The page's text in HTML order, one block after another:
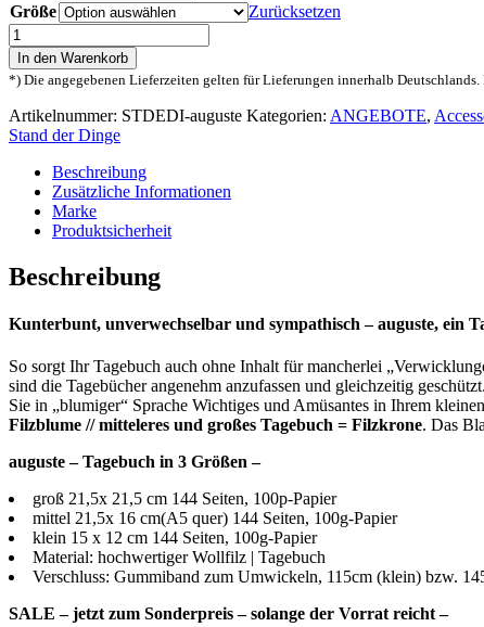
Größe
Zurücksetzen
stand
der
dinge
auguste
Tagebücher
Menge
In den Warenkorb
*) Die angegebenen Lieferzeiten gelten für Lieferungen innerhalb
Artikelnummer: STDEDI-auguste Kategorien: ANGEBOTE,
Stand der Dinge
Beschreibung
Zusätzliche Informationen
Marke
Produktsicherheit
Beschreibung
Kunterbunt, unverwechselbar und sympathisch – auguste, ein
So sorgt Ihr Tagebuch auch ohne Inhalt für mancherlei
sind die Tagebücher angenehm anzufassen und gleichzeitig
Sie in „blumiger“ Sprache Wichtiges und Amüsantes in Ihrem
Filzblume // mitteleres und großes Tagebuch = Filzkrone. Das
auguste – Tagebuch in 3 Größen –
groß 21,5x 21,5 cm 144 Seiten, 100p-Papier
mittel 21,5x 16 cm(A5 quer) 144 Seiten, 100g-Papier
klein 15 x 12 cm 144 Seiten, 100g-Papier
Material: hochwertiger Wollfilz | Tagebuch
Verschluss: Gummiband zum Umwickeln, 115cm (klein) bzw.
SALE – jetzt zum Sonderpreis – solange der Vorrat reicht –